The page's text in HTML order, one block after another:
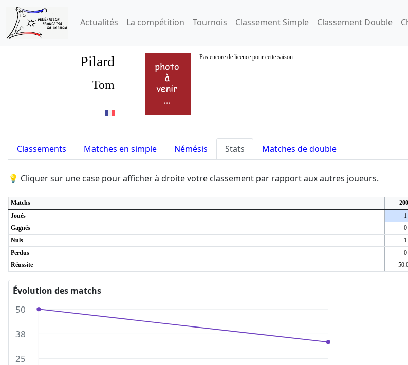
Actualités La compétition Tournois Classement Simple Classement Double
Pilard Pas encore de licence pour cette saison
Tom
Classements Matches en simple Némésis Stats Matches de double
💡 Cliquer sur une case pour afficher à droite votre classement par rapport aux autres joueurs.
Matchs
Joués
1
Gagnés
0
Nuls
1
Perdus
0
Réussite
Évolution des matchs
50
38
25